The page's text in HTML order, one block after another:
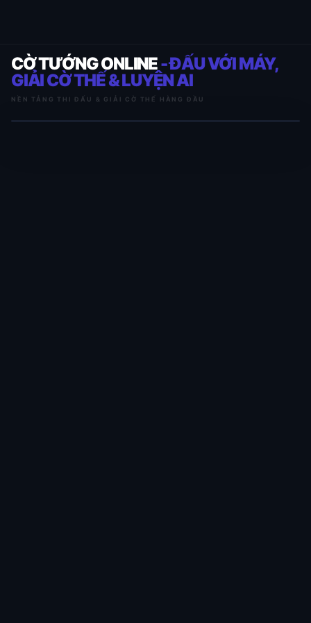
CỜ TƯỚNG ONLINE- ĐẤU VỚI MÁY,
GIẢI CỜ THẾ & LUYỆN AI
NỀN TẢNG THI ĐẤU & GIẢI CỜ THẾ HÀNG ĐẦU